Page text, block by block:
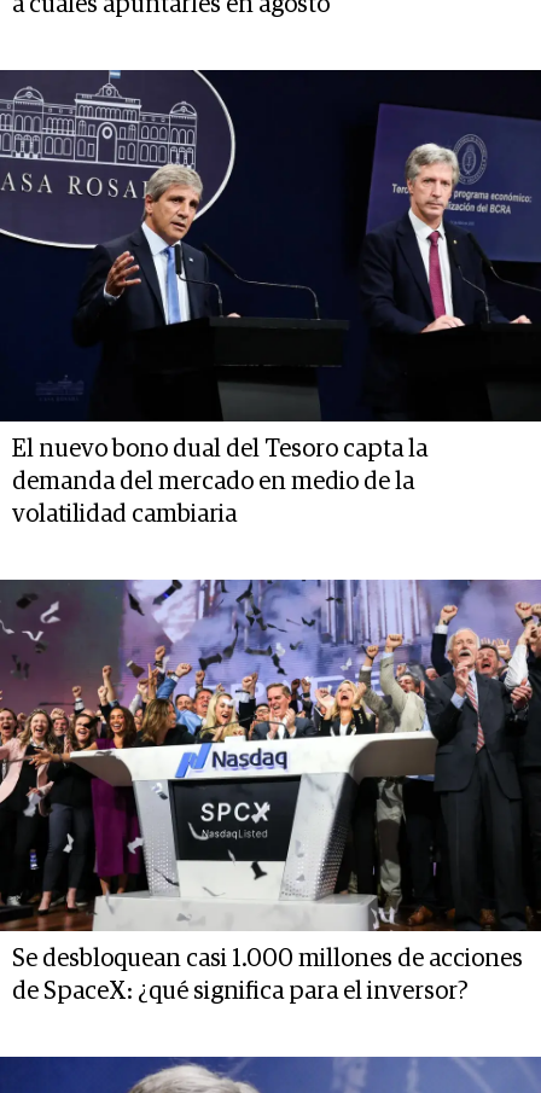
El nuevo bono dual del Tesoro capta la
demanda del mercado en medio de la
volatilidad cambiaria
Se desbloquean casi 1.000 millones de acciones
de SpaceX: ¿qué significa para el inversor?